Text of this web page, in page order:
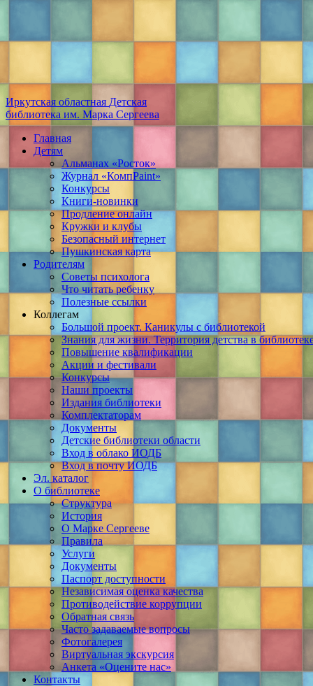
Иркутская областная Детская
библиотека им. Марка Сергеева
Главная
Детям
Альманах «Росток»
Журнал «КомпPaint»
Конкурсы
Книги-новинки
Продление онлайн
Кружки и клубы
Безопасный интернет
Пушкинская карта
Родителям
Советы психолога
Что читать ребенку
Полезные ссылки
Коллегам
Большой проект. Каникулы с библиотекой
Знания для жизни. Территория детства в
Повышение квалификации
Акции и фестивали
Конкурсы
Наши проекты
Издания библиотеки
Комплектаторам
Документы
Детские библиотеки области
Вход в облако ИОДБ
Вход в почту ИОДБ
Эл. каталог
О библиотеке
Структура
История
О Марке Сергееве
Правила
Услуги
Документы
Паспорт доступности
Независимая оценка качества
Противодействие коррупции
Обратная связь
Часто задаваемые вопросы
Фотогалерея
Виртуальная экскурсия
Анкета «Оцените нас»
Контакты